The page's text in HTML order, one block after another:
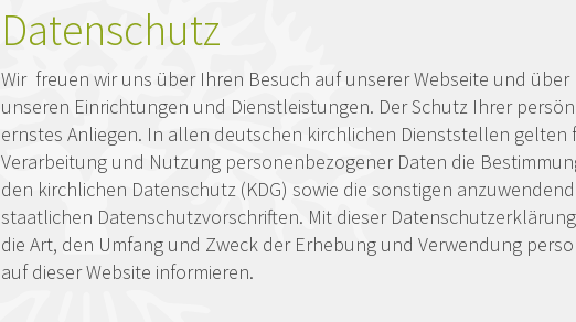
Datenschutz
Wir freuen wir uns über Ihren Besuch auf unserer Webseite und über
unseren Einrichtungen und Dienstleistungen. Der Schutz Ihrer
ernstes Anliegen. In allen deutschen kirchlichen Dienststellen gelten
Verarbeitung und Nutzung personenbezogener Daten die
den kirchlichen Datenschutz (KDG) sowie die sonstigen
staatlichen Datenschutzvorschriften. Mit dieser
die Art, den Umfang und Zweck der Erhebung und Verwendung
auf dieser Website informieren.